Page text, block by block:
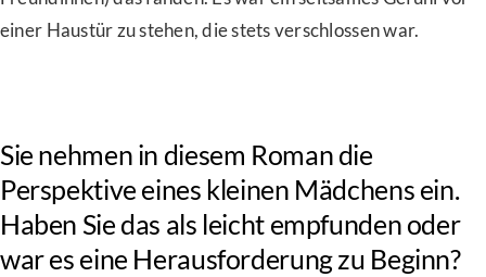
einer Haustür zu stehen, die stets verschlossen war.
Sie nehmen in diesem Roman die
Perspektive eines kleinen Mädchens ein.
Haben Sie das als leicht empfunden oder
war es eine Herausforderung zu Beginn?